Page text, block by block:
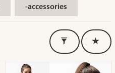
-accessories